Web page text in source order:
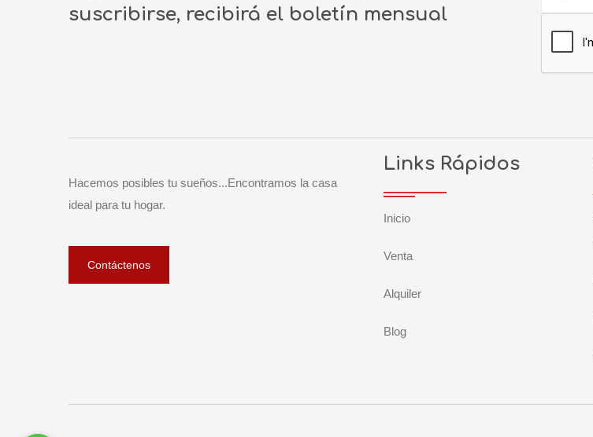
suscribirse, recibirá el boletín mensual
Hacemos posibles tu sueños...Encontramos la casa
ideal para tu hogar.
Contáctenos
Links Rápidos
Inicio
Venta
Alquiler
Blog